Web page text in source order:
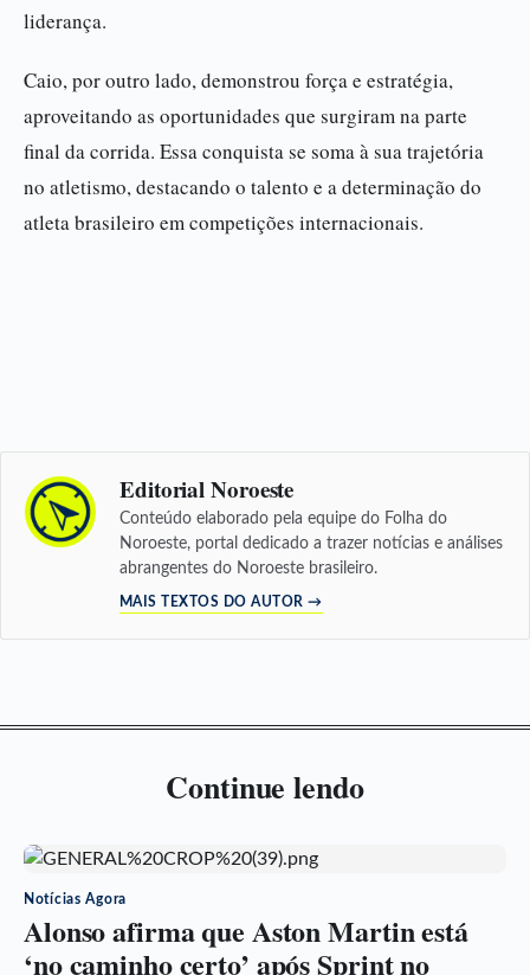
liderança.
Caio, por outro lado, demonstrou força e estratégia,
aproveitando as oportunidades que surgiram na parte
final da corrida. Essa conquista se soma à sua trajetória
no atletismo, destacando o talento e a determinação do
atleta brasileiro em competições internacionais.
Editorial Noroeste
Conteúdo elaborado pela equipe do Folha do
Noroeste, portal dedicado a trazer notícias e análises
abrangentes do Noroeste brasileiro.
MAIS TEXTOS DO AUTOR →
Continue lendo
Notícias Agora
Alonso afirma que Aston Martin está
‘no caminho certo’ após Sprint no